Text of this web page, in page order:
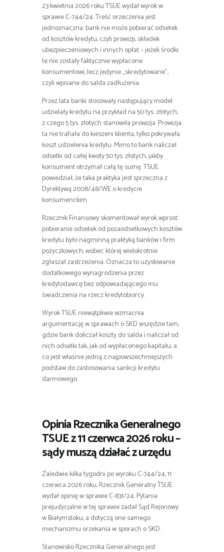
23 kwietnia 2026 roku TSUE wydał wyrok w
sprawie C-744/24. Treść orzeczenia jest
jednoznaczna: bank nie może pobierać odsetek
od kosztów kredytu, czyli prowizji, składek
ubezpieczeniowych i innych opłat – jeżeli środki
te nie zostały faktycznie wypłacone
konsumentowi, lecz jedynie „skredytowane”,
czyli wpisane do salda zadłużenia.
Przez lata banki stosowały następujący model:
udzielały kredytu na przykład na 50 tys. złotych,
z czego 5 tys. złotych stanowiła prowizja. Prowizja
ta nie trafiała do kieszeni klienta, tylko pokrywała
koszt udzielenia kredytu. Mimo to bank naliczał
odsetki od całej kwoty 50 tys. złotych, jakby
konsument otrzymał całą tę sumę. TSUE
powiedział, że taka praktyka jest sprzeczna z
Dyrektywą 2008/48/WE o kredycie
konsumenckim.
Rzecznik Finansowy skomentował wyrok wprost:
pobieranie odsetek od pozaodsetkowych kosztów
kredytu było nagminną praktyką banków i firm
pożyczkowych, wobec której wielokrotnie
zgłaszał zastrzeżenia. Oznacza to uzyskiwanie
dodatkowego wynagrodzenia przez
kredytodawcę bez odpowiadającego mu
świadczenia na rzecz kredytobiorcy.
Wyrok TSUE niewątpliwie wzmacnia
argumentację w sprawach o SKD wszędzie tam,
gdzie bank doliczał koszty do salda i naliczał od
nich odsetki tak, jak od wypłaconego kapitału, a
co jest właśnie jedną z najpowszechniejszych
podstaw do zastosowania sankcji kredytu
darmowego.
Opinia Rzecznika Generalnego
TSUE z 11 czerwca 2026 roku –
sądy muszą działać z urzędu
Zaledwie kilka tygodni po wyroku C-744/24, 11
czerwca 2026 roku, Rzecznik Generalny TSUE
wydał opinię w sprawie C-831/24. Pytania
prejudycjalne w tej sprawie zadał Sąd Rejonowy
w Białymstoku, a dotyczą one samego
mechanizmu orzekania w sporach o SKD.
Stanowisko Rzecznika Generalnego jest